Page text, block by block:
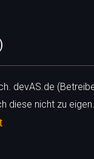
devAS.de
diese nicht zu eigen.